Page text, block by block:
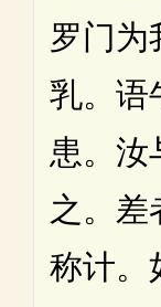
罗门为
乳。语
患。汝
之。差
称计。